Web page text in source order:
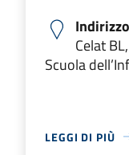
Indirizzo
Celat
Scuola
LEGGI DI PIÙ